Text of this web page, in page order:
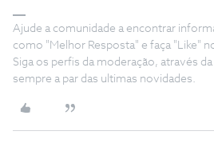
Ajude a comunidade a encontrar
como "Melhor Resposta" e faça "Like"
Siga os perfis da moderação, através
sempre a par das ultimas novidades.